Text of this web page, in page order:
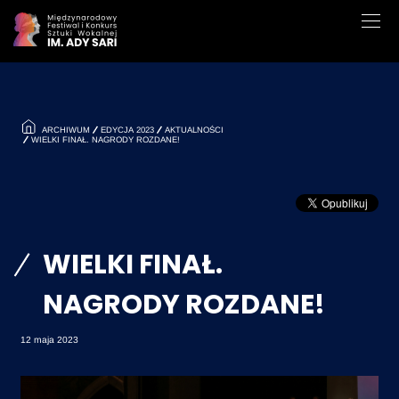
ARCHIWUM EDYCJA 2023
AKTUALNOŚCI
WIELKI FINAŁ. NAGRODY ROZDANE!
WIELKI FINAŁ.
NAGRODY ROZDANE!
12 maja 2023